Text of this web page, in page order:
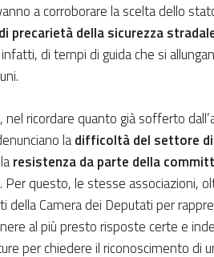
a corroborare la scelta dello
precarietà della sicurezza
di tempi di guida che si
nel ricordare quanto già sofferto
ladifficoltà del settore
resistenza da parte della
. Per questo, le stesse associazioni,
della Camera dei Deputati per
al più presto risposte certe e
per chiedere il riconoscimento di